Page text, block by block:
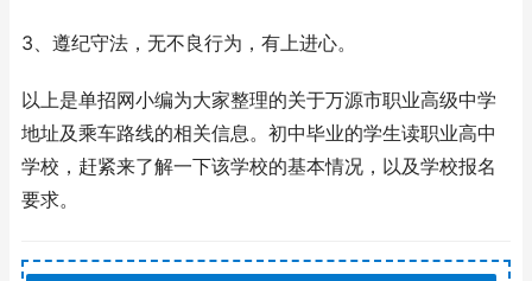
3、遵纪守法，无不良行为，有上进心。
以上是单招网小编为大家整理的关于万源市职业高级中学
地址及乘车路线的相关信息。初中毕业的学生读职业高中
学校，赶紧来了解一下该学校的基本情况，以及学校报名
要求。